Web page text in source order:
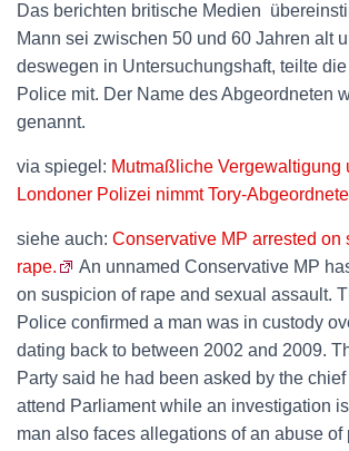
Das berichten britische Medien
Mann sei zwischen 50 und 60 Jahren alt
deswegen in Untersuchungshaft, teilte
Police mit. Der Name des Abgeordneten
genannt.
via spiegel: Mutmaßliche Vergewaltigung
Londoner Polizei nimmt Tory-
siehe auch: Conservative MP arrested on
rape.
An unnamed Conservative MP
on suspicion of rape and sexual assault.
Police confirmed a man was in custody
dating back to between 2002 and 2009.
Party said he had been asked by the
attend Parliament while an investigation
man also faces allegations of an abuse of